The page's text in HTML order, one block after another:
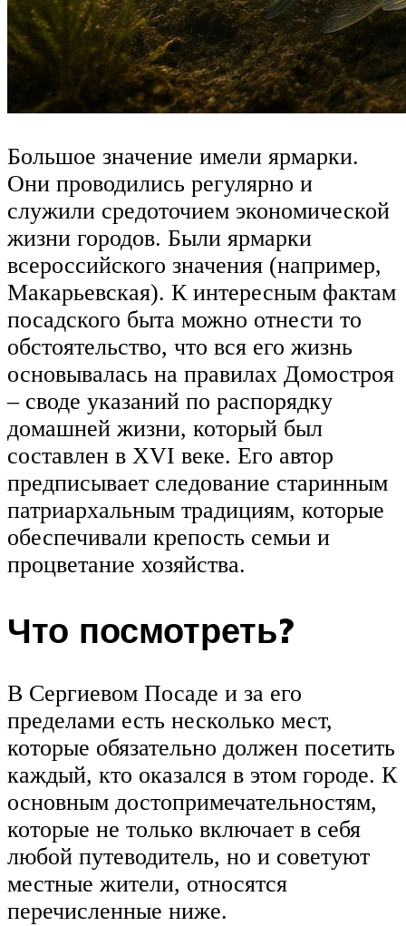
Большое значение имели ярмарки.
Они проводились регулярно и
служили средоточием экономической
жизни городов. Были ярмарки
всероссийского значения (например,
Макарьевская). К интересным фактам
посадского быта можно отнести то
обстоятельство, что вся его жизнь
основывалась на правилах Домостроя
– своде указаний по распорядку
домашней жизни, который был
составлен в XVI веке. Его автор
предписывает следование старинным
патриархальным традициям, которые
обеспечивали крепость семьи и
процветание хозяйства.
Что посмотреть?
В Сергиевом Посаде и за его
пределами есть несколько мест,
которые обязательно должен посетить
каждый, кто оказался в этом городе. К
основным достопримечательностям,
которые не только включает в себя
любой путеводитель, но и советуют
местные жители, относятся
перечисленные ниже.